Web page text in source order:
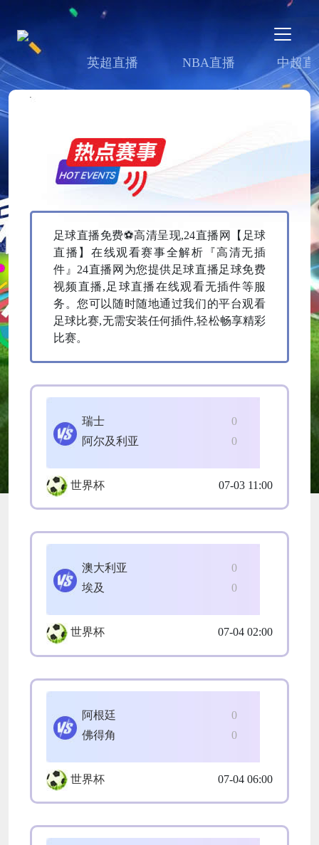
英超直播 NBA直播 中超直
足球直播免费⚽高清呈现,24直播网【足球
直播】在线观看赛事全解析『高清无插
件』24直播网为您提供足球直播足球免费
视频直播,足球直播在线观看无插件等服
务。您可以随时随地通过我们的平台观看
足球比赛,无需安装任何插件,轻松畅享精彩
比赛。
0
瑞士
0
阿尔及利亚
世界杯 07-03 11:00
0
澳大利亚
0
埃及
世界杯 07-04 02:00
0
阿根廷
0
佛得角
世界杯 07-04 06:00